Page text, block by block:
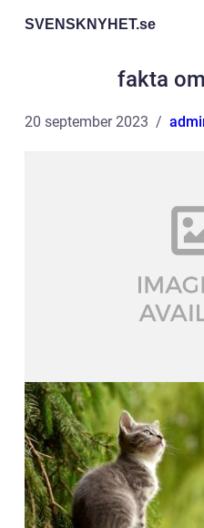
SVENSKNYHET.se
fakta
20 september 2023